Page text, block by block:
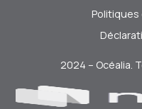
2024 – Océalia.